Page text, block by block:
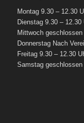
Montag 9.30 – 12.30
Dienstag 9.30 –
Mittwoch geschlossen
Donnerstag Nach
Freitag 9.30 – 12.30
Samstag geschlossen